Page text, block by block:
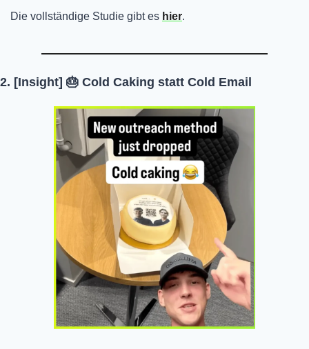
Die vollständige Studie gibt es hier.
2. [Insight] 🎂 Cold Caking statt Cold Email